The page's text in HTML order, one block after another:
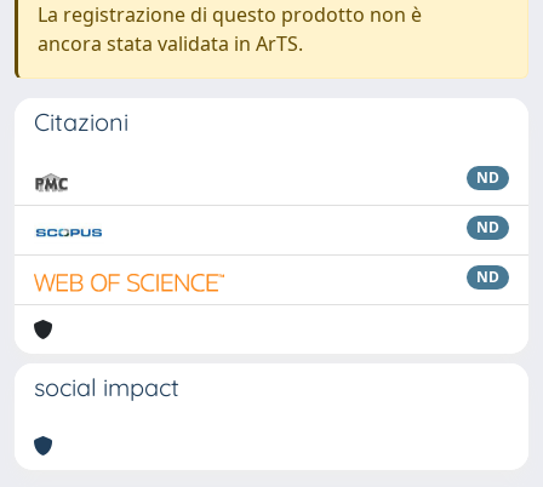
La registrazione di questo prodotto non è
ancora stata validata in ArTS.
Citazioni
ND
ND
ND
social impact